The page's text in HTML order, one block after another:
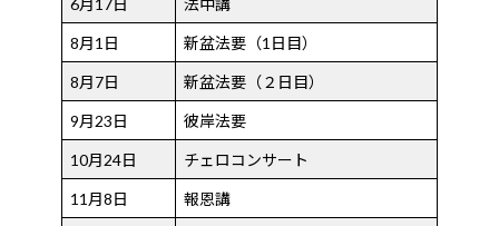
8月1日 新盆法要（1日目）
8月7日 新盆法要（２日目）
9月23日 彼岸法要
10月24日 チェロコンサート
11月8日 報恩講